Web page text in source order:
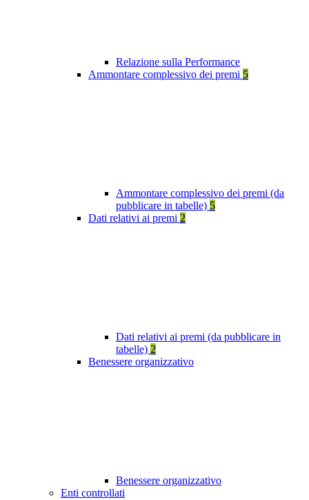
Relazione sulla Performance
Ammontare complessivo dei premi 5
Ammontare complessivo dei premi (da
pubblicare in tabelle) 5
Dati relativi ai premi 2
Dati relativi ai premi (da pubblicare in
tabelle) 2
Benessere organizzativo
Benessere organizzativo
Enti controllati